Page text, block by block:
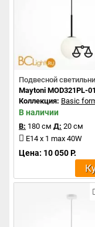
Подвесной
Maytoni MOD321PL-
Коллекция: Basic
В наличии
В: 180 см Д: 20 см
E14 x 1 max 40W
Цена: 10 050 Р.